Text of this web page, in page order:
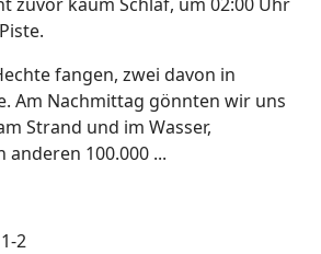
fangen, zwei davon in
Am Nachmittag gönnten wir uns
Strand und im Wasser,
100.000 ...